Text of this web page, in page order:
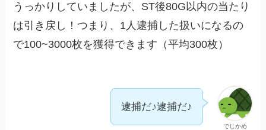
うっかりしていましたが、ST後80G以内の当たり
は引き戻し！つまり、1人逮捕した扱いになるの
で100~3000枚を獲得できます（平均300枚）
でじかめ
逮捕だ♪逮捕だ♪